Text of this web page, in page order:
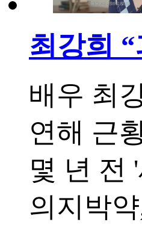
최강희
배우 최
연해 근
몇 년 전
의지박